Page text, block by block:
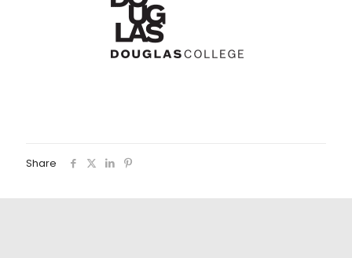
Share